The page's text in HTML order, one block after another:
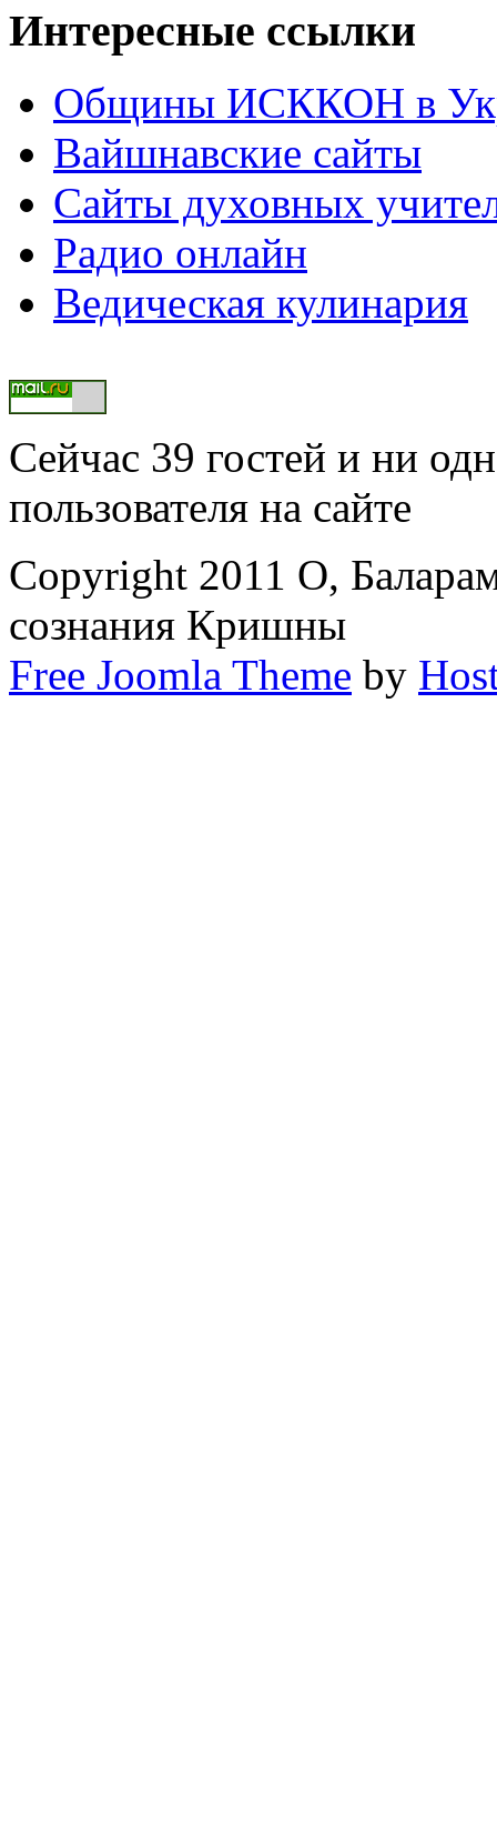
Интересные ссылки
Общины ИСККОН в
Вайшнавские сайты
Сайты духовных
Радио онлайн
Ведическая кулинария
Сейчас 39 гостей и ни
пользователя на сайте
Copyright 2011 О,
сознания Кришны
Free Joomla Theme by